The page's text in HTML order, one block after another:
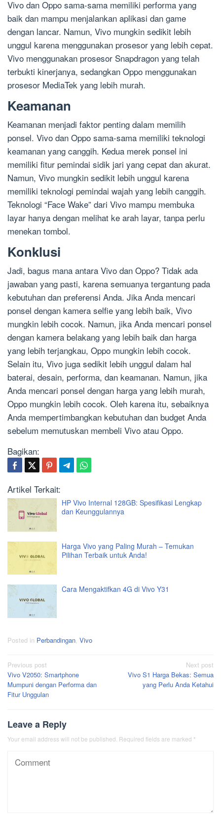
Vivo dan Oppo sama-sama memiliki performa yang
baik dan mampu menjalankan aplikasi dan game
dengan lancar. Namun, Vivo mungkin sedikit lebih
unggul karena menggunakan prosesor yang lebih cepat.
Vivo menggunakan prosesor Snapdragon yang telah
terbukti kinerjanya, sedangkan Oppo menggunakan
prosesor MediaTek yang lebih murah.
Keamanan
Keamanan menjadi faktor penting dalam memilih
ponsel. Vivo dan Oppo sama-sama memiliki teknologi
keamanan yang canggih. Kedua merek ponsel ini
memiliki fitur pemindai sidik jari yang cepat dan akurat.
Namun, Vivo mungkin sedikit lebih unggul karena
memiliki teknologi pemindai wajah yang lebih canggih.
Teknologi “Face Wake” dari Vivo mampu membuka
layar hanya dengan melihat ke arah layar, tanpa perlu
menekan tombol.
Konklusi
Jadi, bagus mana antara Vivo dan Oppo? Tidak ada
jawaban yang pasti, karena semuanya tergantung pada
kebutuhan dan preferensi Anda. Jika Anda mencari
ponsel dengan kamera selfie yang lebih baik, Vivo
mungkin lebih cocok. Namun, jika Anda mencari ponsel
dengan kamera belakang yang lebih baik dan harga
yang lebih terjangkau, Oppo mungkin lebih cocok.
Selain itu, Vivo juga sedikit lebih unggul dalam hal
baterai, desain, performa, dan keamanan. Namun, jika
Anda mencari ponsel dengan harga yang lebih murah,
Oppo mungkin lebih cocok. Oleh karena itu, sebaiknya
Anda mempertimbangkan kebutuhan dan budget Anda
sebelum memutuskan membeli Vivo atau Oppo.
Bagikan:
Artikel Terkait:
HP Vivo Internal 128GB: Spesifikasi Lengkap
dan Keunggulannya
Harga Vivo yang Paling Murah – Temukan
Pilihan Terbaik untuk Anda!
Cara Mengaktifkan 4G di Vivo Y31
Posted in Perbandingan Vivo
Post
navigation
Previous post
Vivo V2050: Smartphone
Mumpuni dengan Performa dan
Fitur Unggulan
Next post
Vivo S1 Harga Bekas: Semua
yang Perlu Anda Ketahui
Leave a Reply
Your email address will not be published. Required fields are marked *